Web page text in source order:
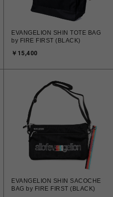
EVANGELION SHIN TOTE BAG
by FIRE FIRST (BLACK)
￥15,400
EVANGELION SHIN SACOCHE
BAG by FIRE FIRST (BLACK)